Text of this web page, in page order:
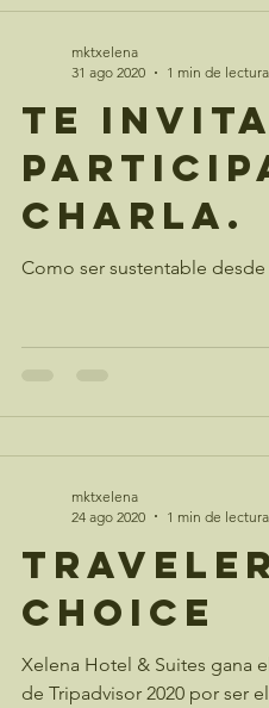
Te
charla.
Como ser sustentable
mktxelena
31 ago 2020
1 min de lectura
Choice
Xelena Hotel & Suites gana
de Tripadvisor 2020 por ser
mktxelena
24 ago 2020
1 min de lectura